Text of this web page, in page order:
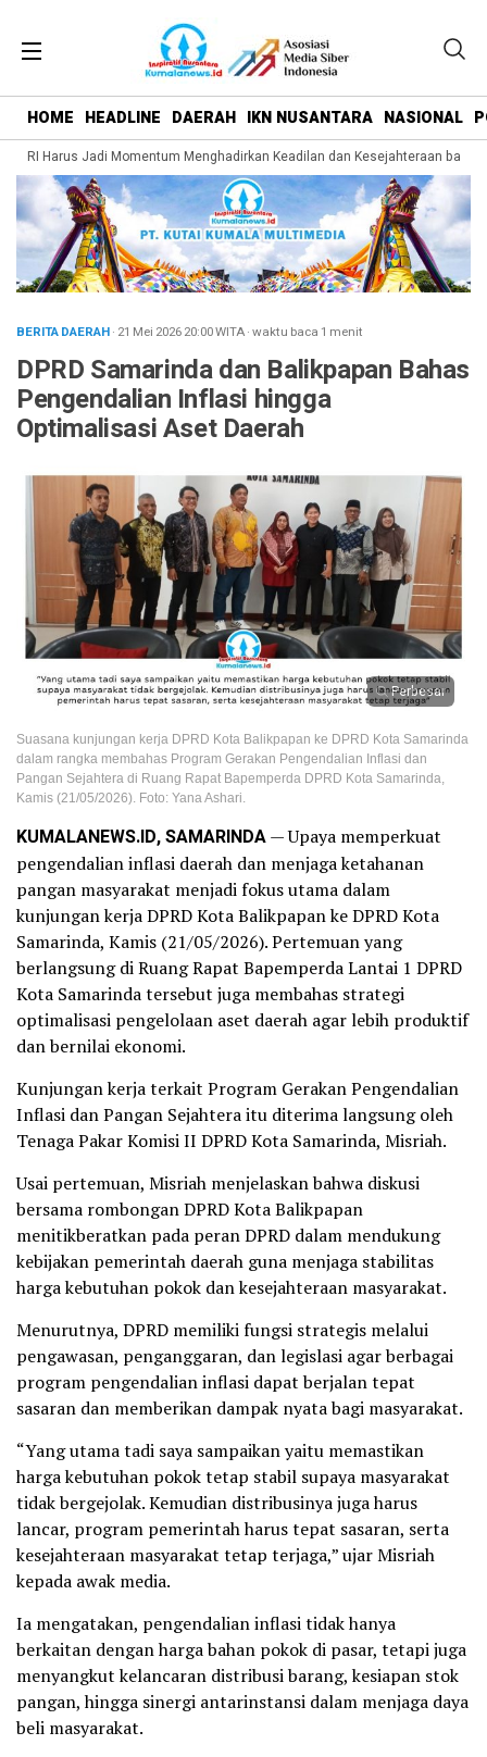
HOME HEADLINE DAERAH IKN NUSANTARA NASIONAL
RI Harus Jadi Momentum Menghadirkan Keadilan dan Kesejahteraan bagi
BERITA DAERAH· 21 Mei 202620:00WITA·waktu baca 1 menit
DPRD Samarinda dan Balikpapan Bahas
Pengendalian Inflasi hingga
Optimalisasi Aset Daerah
Perbesar
Suasana kunjungan kerja DPRD Kota Balikpapan ke DPRD Kota Samarinda
dalam rangka membahas Program Gerakan Pengendalian Inflasi dan
Pangan Sejahtera di Ruang Rapat Bapemperda DPRD Kota Samarinda,
Kamis (21/05/2026). Foto: Yana Ashari.
KUMALANEWS.ID, SAMARINDA— Upaya memperkuat
pengendalian inflasi daerah dan menjaga ketahanan
pangan masyarakat menjadi fokus utama dalam
kunjungan kerja DPRD Kota Balikpapan ke DPRD Kota
Samarinda, Kamis (21/05/2026). Pertemuan yang
berlangsung di Ruang Rapat Bapemperda Lantai 1 DPRD
Kota Samarinda tersebut juga membahas strategi
optimalisasi pengelolaan aset daerah agar lebih produktif
dan bernilai ekonomi.
Kunjungan kerja terkait Program Gerakan Pengendalian
Inflasi dan Pangan Sejahtera itu diterima langsung oleh
Tenaga Pakar Komisi II DPRD Kota Samarinda, Misriah.
Usai pertemuan, Misriah menjelaskan bahwa diskusi
bersama rombongan DPRD Kota Balikpapan
menitikberatkan pada peran DPRD dalam mendukung
kebijakan pemerintah daerah guna menjaga stabilitas
harga kebutuhan pokok dan kesejahteraan masyarakat.
Menurutnya, DPRD memiliki fungsi strategis melalui
pengawasan, penganggaran, dan legislasi agar berbagai
program pengendalian inflasi dapat berjalan tepat
sasaran dan memberikan dampak nyata bagi masyarakat.
“Yang utama tadi saya sampaikan yaitu memastikan
harga kebutuhan pokok tetap stabil supaya masyarakat
tidak bergejolak. Kemudian distribusinya juga harus
lancar, program pemerintah harus tepat sasaran, serta
kesejahteraan masyarakat tetap terjaga,” ujar Misriah
kepada awak media.
Ia mengatakan, pengendalian inflasi tidak hanya
berkaitan dengan harga bahan pokok di pasar, tetapi juga
menyangkut kelancaran distribusi barang, kesiapan stok
pangan, hingga sinergi antarinstansi dalam menjaga daya
beli masyarakat.